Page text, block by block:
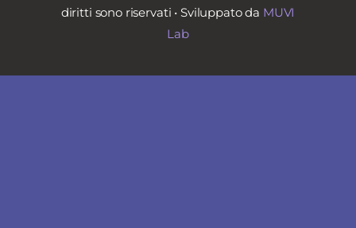
diritti sono riservati • Sviluppato da MUVI
Lab